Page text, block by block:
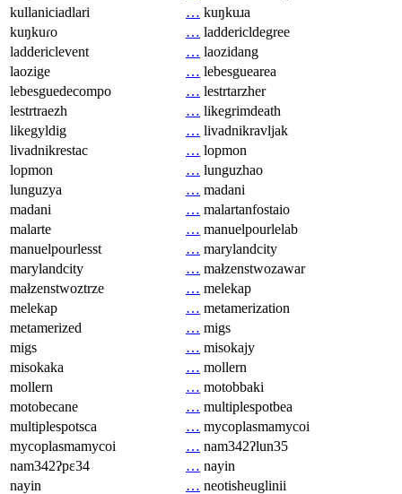
kullaniciadlari
… kuŋkuɹa
kuŋkuɾo
… laddericldegree
laddericlevent
… laozidang
laozige
… lebesguearea
lebesguedecompo
… lestrtarzher
lestrtraezh
… likegrimdeath
likegyldig
… livadnikravljak
livadnikrestac
… lopmon
lopmon
… lunguzhao
lunguzya
… madani
madani
… malartanfostaio
malarte
… manuelpourlelab
manuelpourlesst
… marylandcity
marylandcity
… małzenstwozawar
małzenstwoztrze
… melekap
melekap
… metamerization
metamerized
… migs
migs
… misokajy
misokaka
… mollern
mollern
… motobbaki
motobecane
… multiplespotbea
multiplespotsca
… mycoplasmamycoi
mycoplasmamycoi
… nam342ʔlun35
nam342ʔpɛ34
… nayin
nayin
… neotisheuglinii